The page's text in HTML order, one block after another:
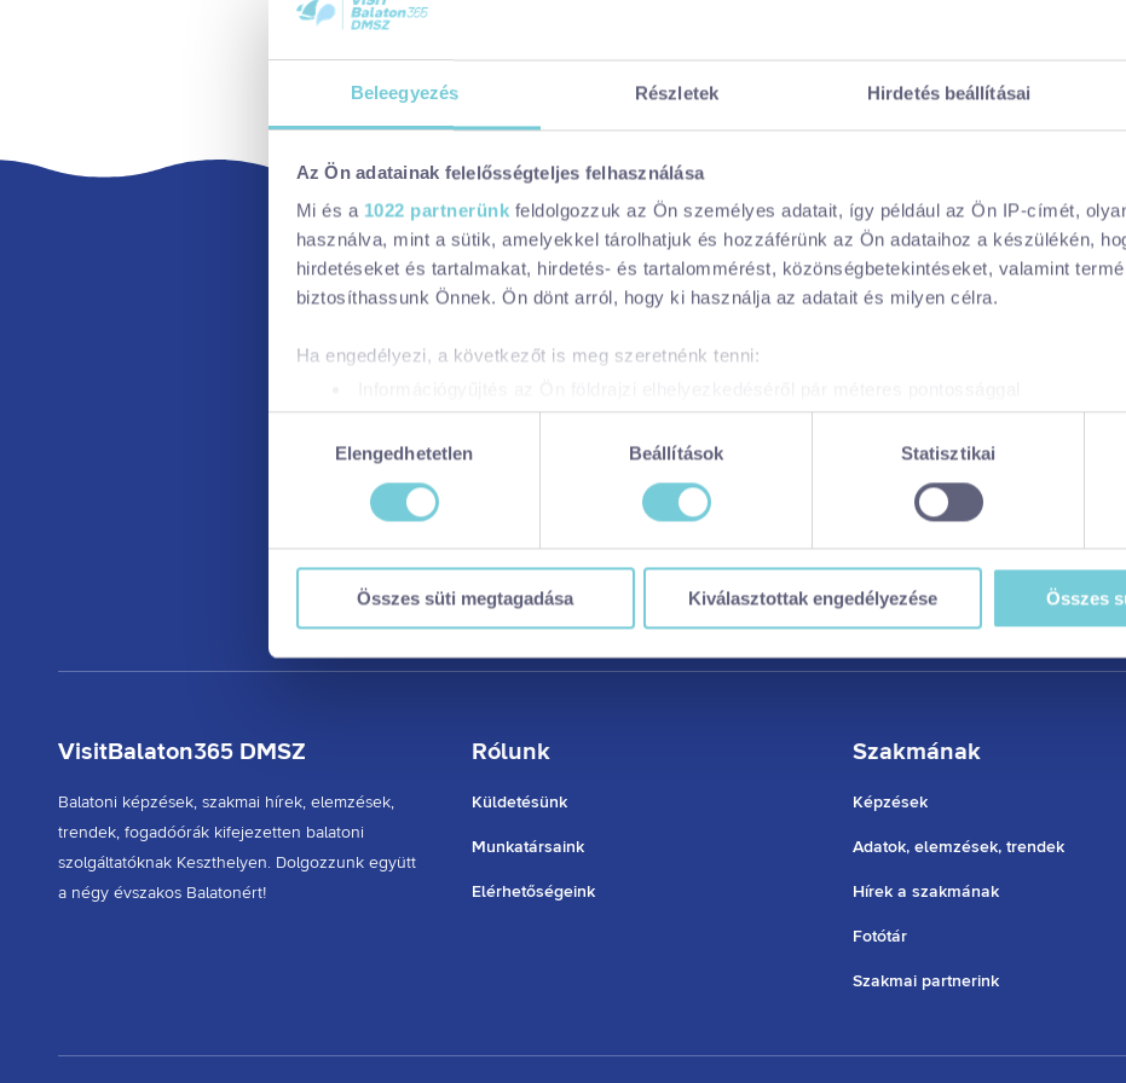
Beleegyezés Részletek Hirdetés beállításai
Az Ön adatainak felelősségteljes felhasználása
Mi és a 1022 partnerünk feldolgozzuk az Ön személyes adatait, így például az Ön IP-címét,
használva, mint a sütik, amelyekkel tárolhatjuk és hozzáférünk az Ön adataihoz a készülékén,
hirdetéseket és tartalmakat, hirdetés- és tartalommérést, közönségbetekintéseket, valamint
biztosíthassunk Önnek. Ön dönt arról, hogy ki használja az adatait és milyen célra.
Ha engedélyezi, a következőt is meg szeretnénk tenni:
Az Ön készülékén beazonosítása annak konkrét tulajdonságainak (ujjlenyomat) aktív
Tudjon meg többet személyes adatainak feldolgozási módjairól és adja meg preferenciáit a
módosíthatja vagy visszavonhatja a Sütinyilatkozathoz való hozzájárulását.
biztonságos böngészés mellett a legjobb felhasználói élményt nyújtsa. Ha bővebb információkat
használatáról és arról, hogyan módosíthatja a beállításokat,kattintson ide a részeletes süti
Ön a hozzájárulását bármikor visszavonhatja a weboldal ezen sütikezelési felületén keresztül. A
kiválasztásaElengedhetetlen Beállítások Statisztikai
Összes süti megtagadása Kiválasztottak engedélyezése Összes
VisitBalaton365 DMSZ
Balatoni képzések, szakmai hírek, elemzések,
trendek, fogadóórák kifejezetten balatoni
szolgáltatóknak Keszthelyen. Dolgozzunk együtt
a négy évszakos Balatonért!
Rólunk
Küldetésünk
Munkatársaink
Elérhetőségeink
Szakmának
Képzések
Adatok, elemzések, trendek
Hírek a szakmának
Fotótár
Szakmai partnerink